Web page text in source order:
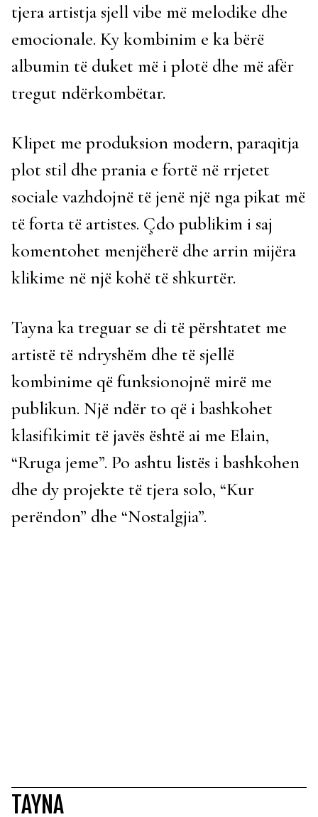
tjera artistja sjell vibe më melodike dhe
emocionale. Ky kombinim e ka bërë
albumin të duket më i plotë dhe më afër
tregut ndërkombëtar.
Klipet me produksion modern, paraqitja
plot stil dhe prania e fortë në rrjetet
sociale vazhdojnë të jenë një nga pikat më
të forta të artistes. Çdo publikim i saj
komentohet menjëherë dhe arrin mijëra
klikime në një kohë të shkurtër.
Tayna ka treguar se di të përshtatet me
artistë të ndryshëm dhe të sjellë
kombinime që funksionojnë mirë me
publikun. Një ndër to që i bashkohet
klasifikimit të javës është ai me Elain,
“Rruga jeme”. Po ashtu listës i bashkohen
dhe dy projekte të tjera solo, “Kur
perëndon” dhe “Nostalgjia”.
TAYNA